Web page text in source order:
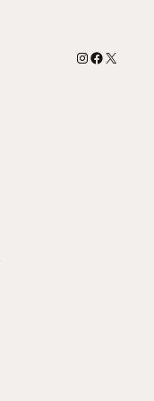
Instagram
Facebook
X